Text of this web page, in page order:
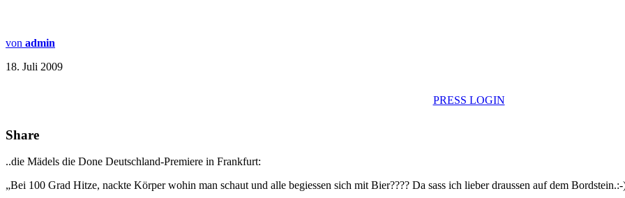
von admin
18. Juli 2009
PRESS LOGIN
Share
..die Mädels die Done Deutschland-Premiere in Frankfurt:
„Bei 100 Grad Hitze, nackte Körper wohin man schaut und alle begiessen sich mit Bier???? Da sass ich lieber draussen auf dem Bordstein.:-